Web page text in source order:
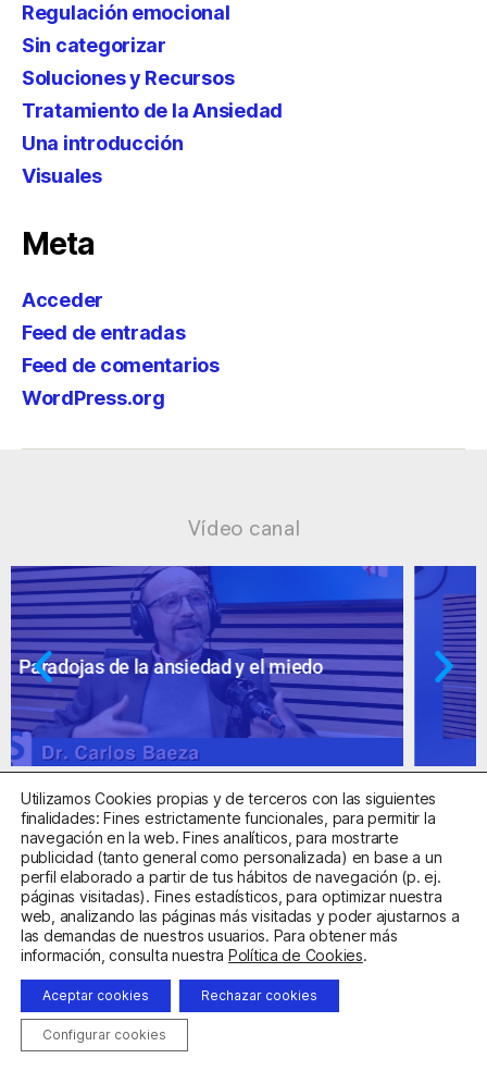
Regulación emocional
Sin categorizar
Soluciones y Recursos
Tratamiento de la Ansiedad
Una introducción
Visuales
Meta
Acceder
Feed de entradas
Feed de comentarios
WordPress.org
Vídeo canal
Ansiedad: supuestos cuestionables
Centro Sanitario Autorizado con el código E08737002
Aviso LegalPolítica de PrivacidadPolítica de Cookies
Clínica de la Ansiedad. Teléfonos:932263020
Correo:
Utilizamos Cookies propias y de terceros con las siguientes
finalidades: Fines estrictamente funcionales, para permitir la
navegación en la web. Fines analíticos, para mostrarte
publicidad (tanto general como personalizada) en base a un
perfil elaborado a partir de tus hábitos de navegación (p. ej.
páginas visitadas). Fines estadísticos, para optimizar nuestra
web, analizando las páginas más visitadas y poder ajustarnos a
las demandas de nuestros usuarios. Para obtener más
información, consulta nuestra Política de Cookies.
Aceptar cookies Rechazar cookies
Configurar cookies